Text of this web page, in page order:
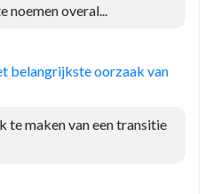
noemen overal...
belangrijkste oorzaak van
te maken van een transitie